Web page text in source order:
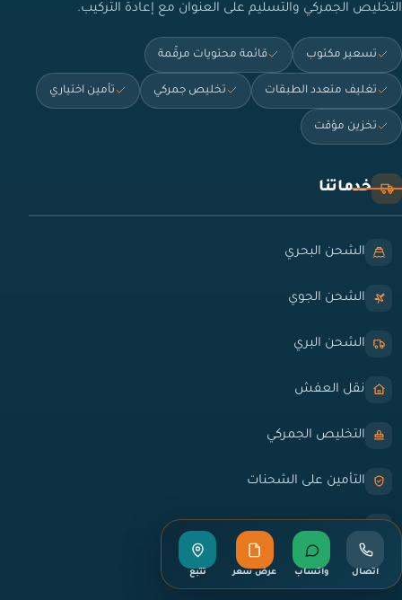
التخليص الجمركي والتسليم على العنوان مع إعادة التركيب.
تسعير مكتوب قائمة محتويات مرقّمة
تغليف متعدد الطبقات تخليص جمركي تأمين اختياري
تخزين مؤقت
خدماتنا
الشحن البحري
الشحن الجوي
الشحن البري
نقل العفش
التخليص الجمركي
التأمين على الشحنات
التخزين المؤقتاتصال واتساب عرض سعر تتبع